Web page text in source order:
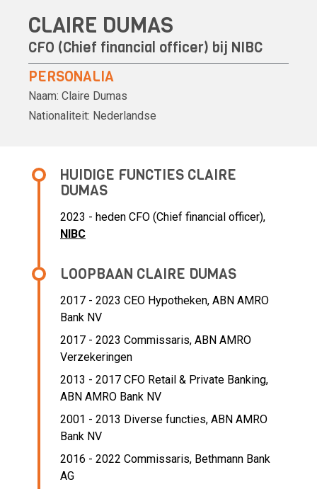
CLAIRE DUMAS
CFO (Chief financial officer) bij NIBC
PERSONALIA
Naam: Claire Dumas
Nationaliteit: Nederlandse
HUIDIGE FUNCTIES CLAIRE
DUMAS
2023 - heden CFO (Chief financial officer),
NIBC
LOOPBAAN CLAIRE DUMAS
2017 - 2023 CEO Hypotheken, ABN AMRO
Bank NV
2017 - 2023 Commissaris, ABN AMRO
Verzekeringen
2013 - 2017 CFO Retail & Private Banking,
ABN AMRO Bank NV
2001 - 2013 Diverse functies, ABN AMRO
Bank NV
2016 - 2022 Commissaris, Bethmann Bank
AG